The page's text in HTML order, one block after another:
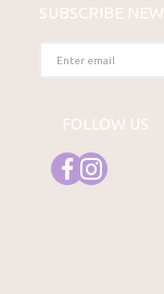
SUBSCRIBE
EMAIL
FOLLOW US